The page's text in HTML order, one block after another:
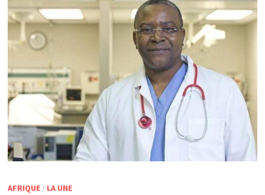
AFRIQUE/ LA UNE